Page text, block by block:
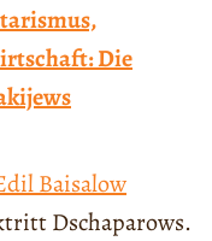
Die
Baisalow
Dschaparows.